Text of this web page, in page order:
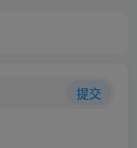
提交